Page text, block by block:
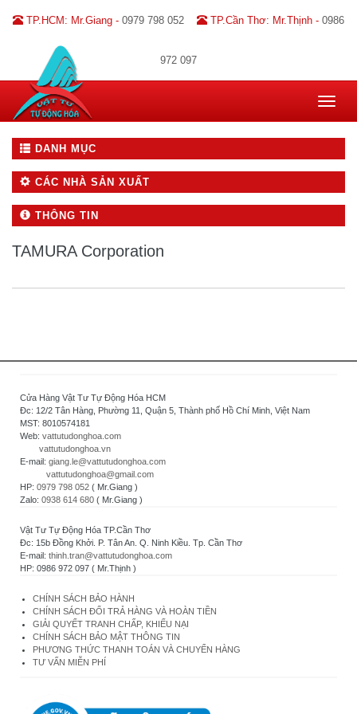
TP.HCM: Mr.Giang - 0979 798 052 TP.Cần Thơ: Mr.Thịnh - 0986
972 097
Toggle
DANH MỤC
CÁC NHÀ SẢN XUẤT
THÔNG TIN
TAMURA Corporation
Cửa Hàng Vật Tư Tự Động Hóa HCM
Đc: 12/2 Tân Hàng, Phường 11, Quận 5, Thành phố Hồ Chí Minh, Việt Nam
MST: 8010574181
Web: vattutudonghoa.com
vattutudonghoa.vn
E-mail: giang.le@vattutudonghoa.com
vattutudonghoa@gmail.com
HP: 0979 798 052 ( Mr.Giang )
Zalo: 0938 614 680 ( Mr.Giang )
Vật Tư Tự Động Hóa TP.Cần Thơ
Đc: 15b Đồng Khởi. P. Tân An. Q. Ninh Kiều. Tp. Cần Thơ
E-mail: thinh.tran@vattutudonghoa.com
HP: 0986 972 097 ( Mr.Thịnh )
CHÍNH SÁCH BẢO HÀNH
CHÍNH SÁCH ĐỔI TRẢ HÀNG VÀ HOÀN TIỀN
GIẢI QUYẾT TRANH CHẤP, KHIẾU NẠI
CHÍNH SÁCH BẢO MẬT THÔNG TIN
PHƯƠNG THỨC THANH TOÁN VÀ CHUYỂN HÀNG
TƯ VẤN MIỄN PHÍ